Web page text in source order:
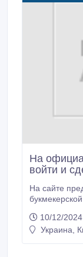
На
войти и
На сайте
также обзор
10/12/
Украина,